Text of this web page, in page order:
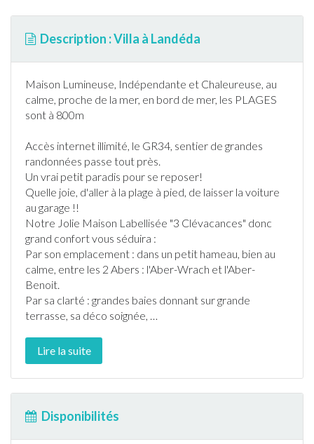
Description : Villa à Landéda
Maison Lumineuse, Indépendante et Chaleureuse, au
calme, proche de la mer, en bord de mer, les PLAGES
sont à 800m
Accès internet illimité, le GR34, sentier de grandes
randonnées passe tout près.
Un vrai petit paradis pour se reposer!
Quelle joie, d'aller à la plage à pied, de laisser la voiture
au garage !!
Notre Jolie Maison Labellisée "3 Clévacances" donc
grand confort vous séduira :
Par son emplacement : dans un petit hameau, bien au
calme, entre les 2 Abers : l'Aber-Wrach et l'Aber-
Benoit.
Par sa clarté : grandes baies donnant sur grande
terrasse, sa déco soignée, …
Lire la suite
Disponibilités